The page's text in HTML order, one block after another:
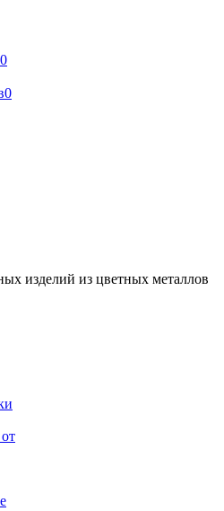
0
0
изделий из цветных металлов